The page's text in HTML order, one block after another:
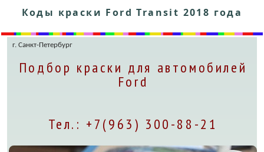
Коды краски Ford Transit 2018 года
г. Санкт-Петербург
Подбор краски для автомобилей
Ford
Тел.: +7(963) 300-88-21